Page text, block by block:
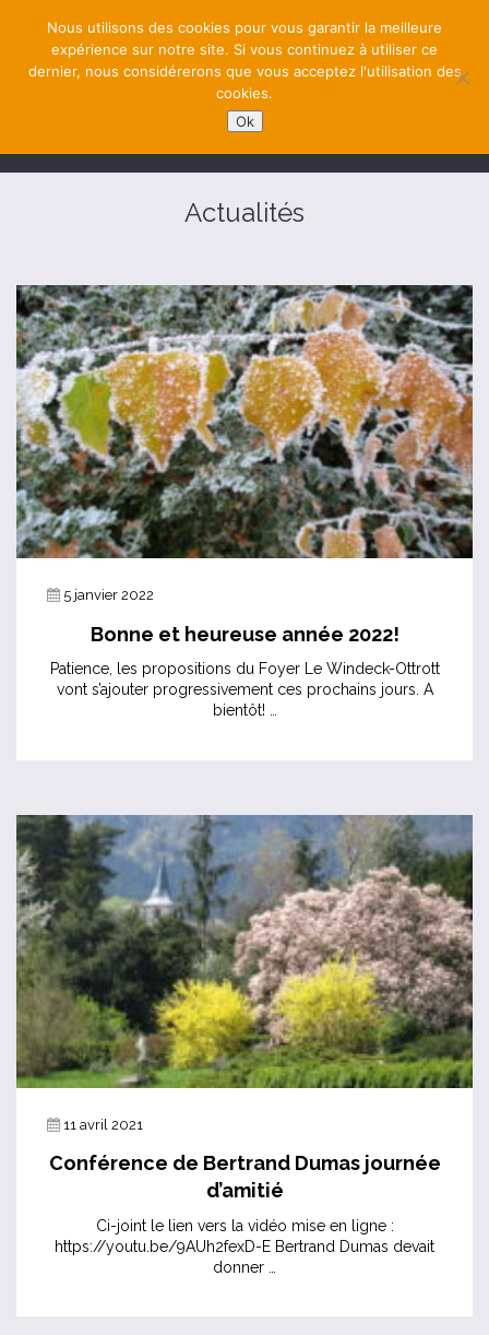
Actualités
5 janvier 2022
Bonne et heureuse année 2022!
Patience, les propositions du Foyer Le Windeck-Ottrott
vont s’ajouter progressivement ces prochains jours. A
bientôt! …
11 avril 2021
Conférence de Bertrand Dumas journée
d’amitié
Ci-joint le lien vers la vidéo mise en ligne :
https://youtu.be/9AUh2fexD-E Bertrand Dumas devait
donner …
Nous utilisons des cookies pour vous garantir la meilleure
expérience sur notre site. Si vous continuez à utiliser ce
dernier, nous considérerons que vous acceptez l'utilisation des
cookies.
Ok